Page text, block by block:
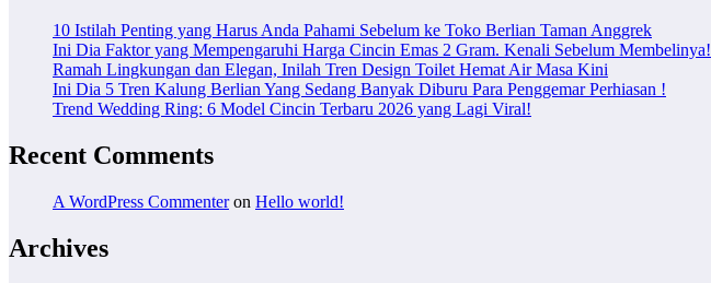
10 Istilah Penting yang Harus Anda Pahami Sebelum ke Toko Berlian Taman Anggrek
Ini Dia Faktor yang Mempengaruhi Harga Cincin Emas 2 Gram. Kenali Sebelum Membelinya!
Ramah Lingkungan dan Elegan, Inilah Tren Design Toilet Hemat Air Masa Kini
Ini Dia 5 Tren Kalung Berlian Yang Sedang Banyak Diburu Para Penggemar Perhiasan !
Trend Wedding Ring: 6 Model Cincin Terbaru 2026 yang Lagi Viral!
Recent Comments
A WordPress Commenteron Hello world!
Archives